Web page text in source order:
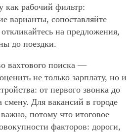
как рабочий фильтр:
варианты, сопоставляйте
на предложения,
до поездки.
вахтового поиска —
не только зарплату, но и
от первого звонка до
смену. Для вакансий в городе
потому что итоговое
факторов: дороги,